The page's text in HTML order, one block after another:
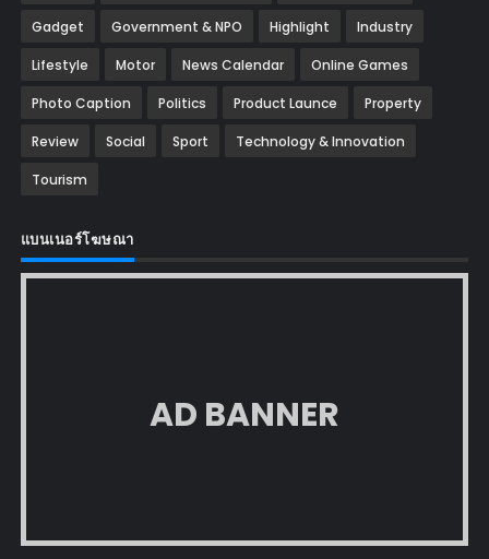
Gadget Government & NPO Highlight Industry
Lifestyle Motor News Calendar Online Games
Photo Caption Politics Product Launce Property
Review Social Sport Technology & Innovation
Tourism
แบนเนอร์โฆษณา
AD BANNER